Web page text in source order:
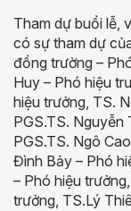
Tham dự buổi lễ,
có sự tham dự
đồng trường –
Huy – Phó hiệu
hiệu trưởng, TS.
PGS.TS. Nguyễn
PGS.TS. Ngô
Đình Bảy – Phó
– Phó hiệu
trưởng, TS.Lý